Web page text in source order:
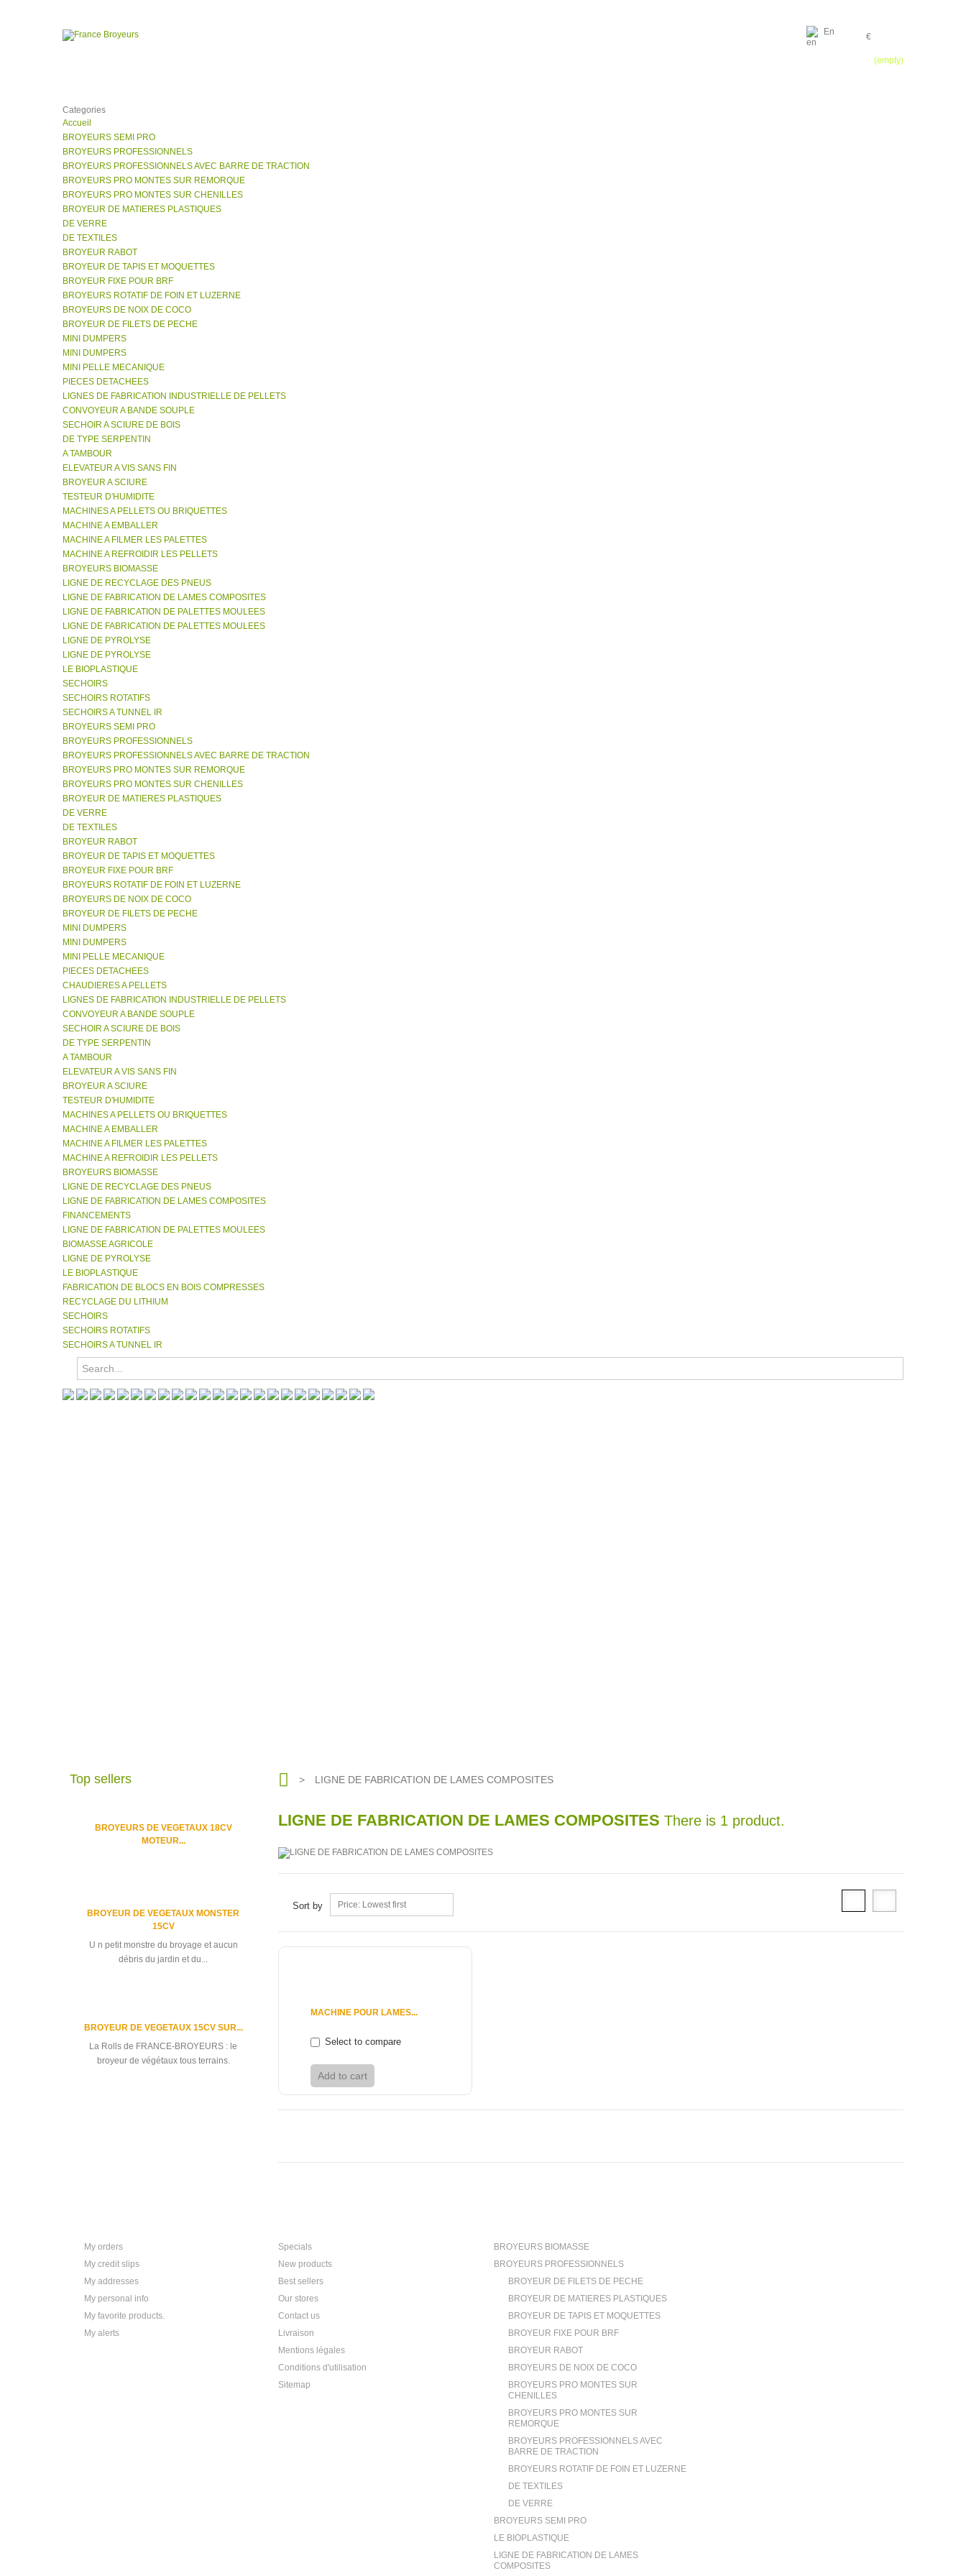
En €
(empty)
Categories
Accueil
BROYEURS SEMI PRO
BROYEURS PROFESSIONNELS
BROYEURS PROFESSIONNELS AVEC BARRE DE TRACTION
BROYEURS PRO MONTES SUR REMORQUE
BROYEURS PRO MONTES SUR CHENILLES
BROYEUR DE MATIERES PLASTIQUES
DE VERRE
DE TEXTILES
BROYEUR RABOT
BROYEUR DE TAPIS ET MOQUETTES
BROYEUR FIXE POUR BRF
BROYEURS ROTATIF DE FOIN ET LUZERNE
BROYEURS DE NOIX DE COCO
BROYEUR DE FILETS DE PECHE
MINI DUMPERS
MINI DUMPERS
MINI PELLE MECANIQUE
PIECES DETACHEES
LIGNES DE FABRICATION INDUSTRIELLE DE PELLETS
CONVOYEUR A BANDE SOUPLE
SECHOIR A SCIURE DE BOIS
DE TYPE SERPENTIN
A TAMBOUR
ELEVATEUR A VIS SANS FIN
BROYEUR A SCIURE
TESTEUR D'HUMIDITE
MACHINES A PELLETS OU BRIQUETTES
MACHINE A EMBALLER
MACHINE A FILMER LES PALETTES
MACHINE A REFROIDIR LES PELLETS
BROYEURS BIOMASSE
LIGNE DE RECYCLAGE DES PNEUS
LIGNE DE FABRICATION DE LAMES COMPOSITES
LIGNE DE FABRICATION DE PALETTES MOULEES
LIGNE DE FABRICATION DE PALETTES MOULEES
LIGNE DE PYROLYSE
LIGNE DE PYROLYSE
LE BIOPLASTIQUE
SECHOIRS
SECHOIRS ROTATIFS
SECHOIRS A TUNNEL IR
BROYEURS SEMI PRO
BROYEURS PROFESSIONNELS
BROYEURS PROFESSIONNELS AVEC BARRE DE TRACTION
BROYEURS PRO MONTES SUR REMORQUE
BROYEURS PRO MONTES SUR CHENILLES
BROYEUR DE MATIERES PLASTIQUES
DE VERRE
DE TEXTILES
BROYEUR RABOT
BROYEUR DE TAPIS ET MOQUETTES
BROYEUR FIXE POUR BRF
BROYEURS ROTATIF DE FOIN ET LUZERNE
BROYEURS DE NOIX DE COCO
BROYEUR DE FILETS DE PECHE
MINI DUMPERS
MINI DUMPERS
MINI PELLE MECANIQUE
PIECES DETACHEES
CHAUDIERES A PELLETS
LIGNES DE FABRICATION INDUSTRIELLE DE PELLETS
CONVOYEUR A BANDE SOUPLE
SECHOIR A SCIURE DE BOIS
DE TYPE SERPENTIN
A TAMBOUR
ELEVATEUR A VIS SANS FIN
BROYEUR A SCIURE
TESTEUR D'HUMIDITE
MACHINES A PELLETS OU BRIQUETTES
MACHINE A EMBALLER
MACHINE A FILMER LES PALETTES
MACHINE A REFROIDIR LES PELLETS
BROYEURS BIOMASSE
LIGNE DE RECYCLAGE DES PNEUS
LIGNE DE FABRICATION DE LAMES COMPOSITES
FINANCEMENTS
LIGNE DE FABRICATION DE PALETTES MOULEES
BIOMASSE AGRICOLE
LIGNE DE PYROLYSE
LE BIOPLASTIQUE
FABRICATION DE BLOCS EN BOIS COMPRESSES
RECYCLAGE DU LITHIUM
SECHOIRS
SECHOIRS ROTATIFS
SECHOIRS A TUNNEL IR
> LIGNE DE FABRICATION DE LAMES COMPOSITES
LIGNE DE FABRICATION DE LAMES COMPOSITES There is 1 product.
Sort by Price: Lowest first
MACHINE POUR LAMES...
Select to compare
Add to cart
Top sellers
BROYEURS DE VEGETAUX 18CV
MOTEUR...
BROYEUR DE VEGETAUX MONSTER
15CV
U n petit monstre du broyage et aucun
débris du jardin et du...
BROYEUR DE VEGETAUX 15CV SUR...
La Rolls de FRANCE-BROYEURS : le
broyeur de végétaux tous terrains.
My orders
My credit slips
My addresses
My personal info
My favorite products.
My alerts
Specials
New products
Best sellers
Our stores
Contact us
Livraison
Mentions légales
Conditions d'utilisation
Sitemap
BROYEURS BIOMASSE
BROYEURS PROFESSIONNELS
BROYEUR DE FILETS DE PECHE
BROYEUR DE MATIERES PLASTIQUES
BROYEUR DE TAPIS ET MOQUETTES
BROYEUR FIXE POUR BRF
BROYEUR RABOT
BROYEURS DE NOIX DE COCO
BROYEURS PRO MONTES SUR
CHENILLES
BROYEURS PRO MONTES SUR
REMORQUE
BROYEURS PROFESSIONNELS AVEC
BARRE DE TRACTION
BROYEURS ROTATIF DE FOIN ET LUZERNE
DE TEXTILES
DE VERRE
BROYEURS SEMI PRO
LE BIOPLASTIQUE
LIGNE DE FABRICATION DE LAMES
COMPOSITES